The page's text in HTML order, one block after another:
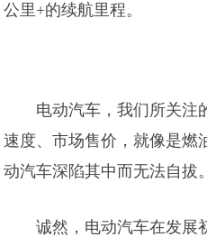
公里+的续航里程。
电动汽车，我们所关注
速度、市场售价，就像是燃
动汽车深陷其中而无法自拔。
诚然，电动汽车在发展